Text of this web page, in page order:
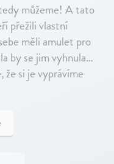
můžeme! A tato
přežili vlastní
měli amulet pro
by se jim vyhnula…
že si je vyprávíme